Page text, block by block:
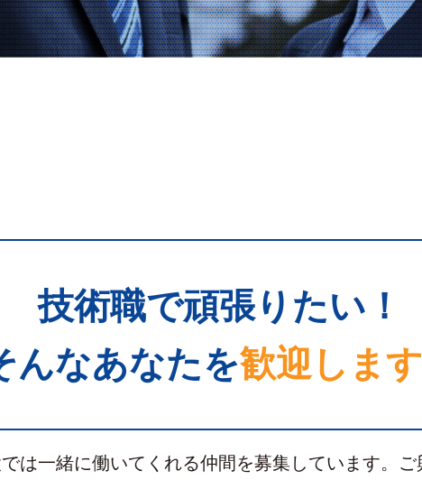
技術職で頑張りたい！
んなあなたを歓迎します
は一緒に働いてくれる仲間を募集しています。